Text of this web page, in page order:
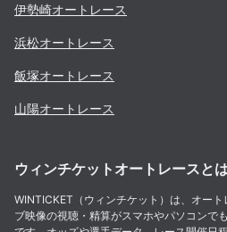
伊勢崎オートレース
浜松オートレース
飯塚オートレース
山陽オートレース
ウィンチケットオートレースと
WINTICKET（ウィンチケット）は、オー
ブ映像の視聴・精算がスマホやパソコンで